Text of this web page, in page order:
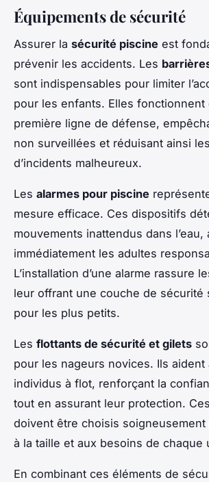
Équipements de sécurité
Assurer la sécurité piscine est
prévenir les accidents. Les
sont indispensables pour limiter
pour les enfants. Elles fonctionnent
première ligne de défense,
non surveillées et réduisant ainsi
d’incidents malheureux.
Les alarmes pour piscine
mesure efficace. Ces dispositifs
mouvements inattendus dans l’eau,
immédiatement les adultes
L’installation d’une alarme rassure
leur offrant une couche de sécurité
pour les plus petits.
Les flottants de sécurité et gilets
pour les nageurs novices. Ils aident
individus à flot, renforçant la
tout en assurant leur protection.
doivent être choisis soigneusement
à la taille et aux besoins de chaque
En combinant ces éléments de